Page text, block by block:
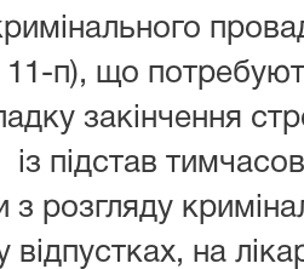
11-п), що
закінчення
підстав
з розгляду
відпустках, на